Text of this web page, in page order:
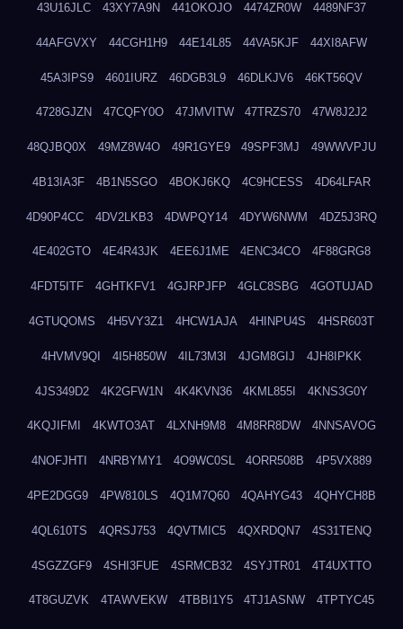
43U16JLC 43XY7A9N 441OKOJO 4474ZR0W 4489NF37
44AFGVXY 44CGH1H9 44E14L85 44VA5KJF 44XI8AFW
45A3IPS9 4601IURZ 46DGB3L9 46DLKJV6 46KT56QV
4728GJZN 47CQFY0O 47JMVITW 47TRZS70 47W8J2J2
48QJBQ0X 49MZ8W4O 49R1GYE9 49SPF3MJ 49WWVPJU
4B13IA3F 4B1N5SGO 4BOKJ6KQ 4C9HCESS 4D64LFAR
4D90P4CC 4DV2LKB3 4DWPQY14 4DYW6NWM 4DZ5J3RQ
4E402GTO 4E4R43JK 4EE6J1ME 4ENC34CO 4F88GRG8
4FDT5ITF 4GHTKFV1 4GJRPJFP 4GLC8SBG 4GOTUJAD
4GTUQOMS 4H5VY3Z1 4HCW1AJA 4HINPU4S 4HSR603T
4HVMV9QI 4I5H850W 4IL73M3I 4JGM8GIJ 4JH8IPKK
4JS349D2 4K2GFW1N 4K4KVN36 4KML855I 4KNS3G0Y
4KQJIFMI 4KWTO3AT 4LXNH9M8 4M8RR8DW 4NNSAVOG
4NOFJHTI 4NRBYMY1 4O9WC0SL 4ORR508B 4P5VX889
4PE2DGG9 4PW810LS 4Q1M7Q60 4QAHYG43 4QHYCH8B
4QL610TS 4QRSJ753 4QVTMIC5 4QXRDQN7 4S31TENQ
4SGZZGF9 4SHI3FUE 4SRMCB32 4SYJTR01 4T4UXTTO
4T8GUZVK 4TAWVEKW 4TBBI1Y5 4TJ1ASNW 4TPTYC45